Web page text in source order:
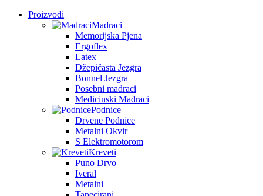
Proizvodi
Madraci
Memorijska Pjena
Ergoflex
Latex
Džepičasta Jezgra
Bonnel Jezgra
Posebni madraci
Medicinski Madraci
Podnice
Drvene Podnice
Metalni Okvir
S Elektromotorom
Kreveti
Puno Drvo
Iveral
Metalni